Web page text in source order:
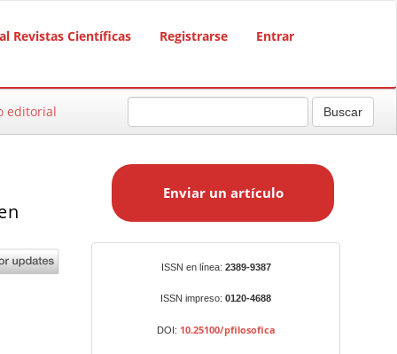
Revistas Científicas Registrarse Entrar
editorial Buscar
a
Enviar un artículo
ISSN en línea: 2389-9387
ISSN impreso: 0120-4688
DOI: 10.25100/pfilosofica